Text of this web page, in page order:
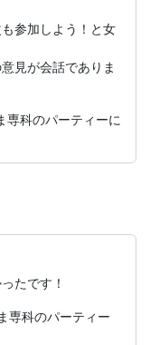
参加しよう！と女
見が会話でありま
科のパーティーに
たです！
専科のパーティー